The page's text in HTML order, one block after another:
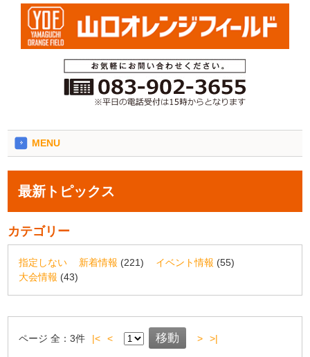
MENU
最新トピックス
カテゴリー
指定しない 新着情報 (221) イベント情報 (55)
大会情報 (43)
ページ 全：3件 |< < > >|